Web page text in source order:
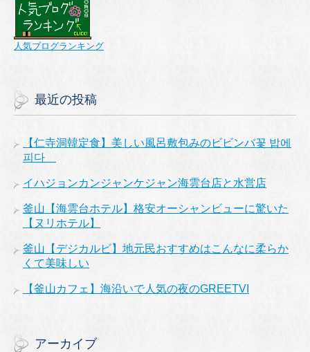
人気ブログランキング
最近の投稿
【仁寺洞韓定食】美しい風呂敷包みのビビンバ꽃 밥에
피다
イハジョンカンジャンケジャン海雲台店と水営店
釜山【海雲台ホテル】格安オーシャンビューに驚いた
【ヌリホテル】
釜山【デジカルビ】地元民おすすめはこんなに柔らか
くて美味しい
【釜山カフェ】海沿いで人気の夜のGREETVI
アーカイブ